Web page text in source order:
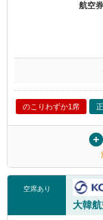
航空
のこりわずか1席
空席あり
大韓